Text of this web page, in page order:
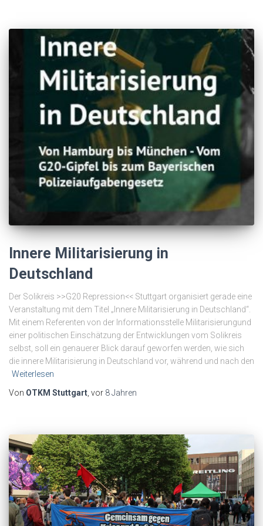
Innere Militarisierung in
Deutschland
Der Solikreis >>G20 Repression<< Stuttgart organisiert gerade eine
Veranstaltung mit dem Titel „Innere Militarisierung in Deutschland“.
Mit einem Referenten von der Informationsstelle Militarisierungund
einer politischen Einschätzung der Entwicklungen vom Solikreis
selbst, soll ein genauerer Blick darauf geworfen werden, wie sich
die innere Militarisierung in Deutschland vor, während und nach den
Weiterlesen
Von OTKM Stuttgart, vor 8 Jahren